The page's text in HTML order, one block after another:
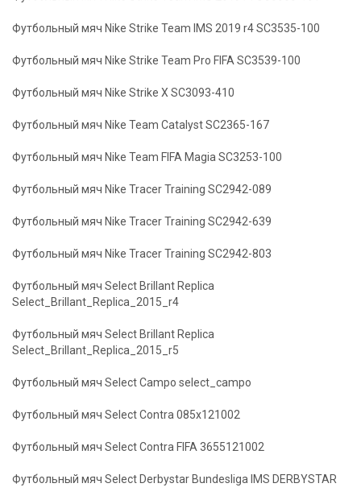
Футбольный мяч Nike Strike Team IMS 2019 r4 SC3535-100
Футбольный мяч Nike Strike Team Pro FIFA SC3539-100
Футбольный мяч Nike Strike X SC3093-410
Футбольный мяч Nike Team Catalyst SC2365-167
Футбольный мяч Nike Team FIFA Magia SC3253-100
Футбольный мяч Nike Tracer Training SC2942-089
Футбольный мяч Nike Tracer Training SC2942-639
Футбольный мяч Nike Tracer Training SC2942-803
Футбольный мяч Select Brillant Replica
Select_Brillant_Replica_2015_r4
Футбольный мяч Select Brillant Replica
Select_Brillant_Replica_2015_r5
Футбольный мяч Select Campo select_campo
Футбольный мяч Select Contra 085x121002
Футбольный мяч Select Contra FIFA 3655121002
Футбольный мяч Select Derbystar Bundesliga IMS DERBYSTAR